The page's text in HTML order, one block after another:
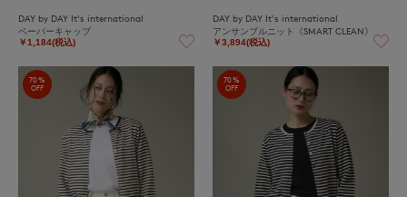
DAY by DAY It's international
ペーパーキャップ
￥1,184(税込)
DAY by DAY It's international
アンサンブルニット《SMART CLEAN》
￥3,894(税込)
70%
OFF
70%
OFF